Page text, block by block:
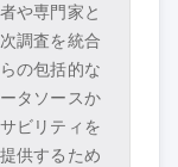
や専門家と
調査を統合
の包括的な
タソースか
ビリティを
供するため